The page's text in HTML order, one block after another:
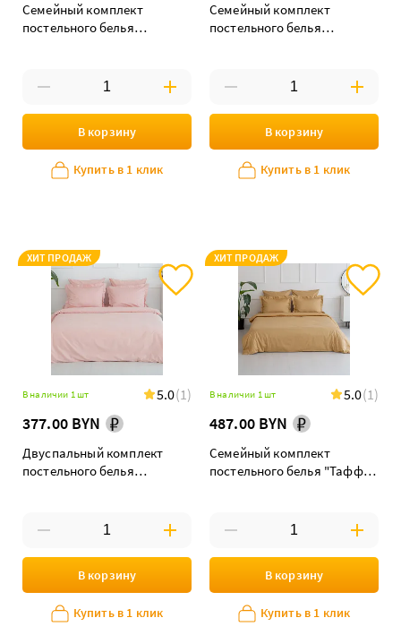
Семейный комплект
постельного белья
В корзину
Купить в 1 клик
Семейный комплект
постельного белья
В корзину
Купить в 1 клик
ХИТ ПРОДАЖ
В наличии 1 шт 5.0(1)
377.00 BYN
Двуспальный комплект
постельного белья
В корзину
Купить в 1 клик
ХИТ ПРОДАЖ
В наличии 1 шт 5.0(1)
487.00 BYN
Семейный комплект
постельного белья "Таффи"
В корзину
Купить в 1 клик